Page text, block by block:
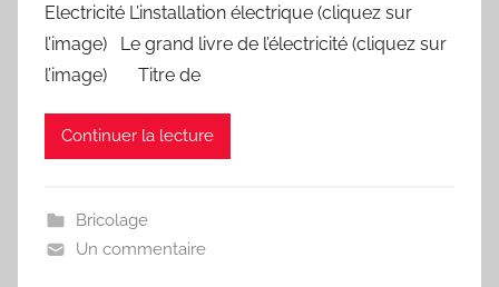
Electricité L’installation électrique (cliquez sur
l’image) Le grand livre de l’électricité (cliquez sur
l’image) Titre de
Continuer la lecture
Bricolage
Un commentaire